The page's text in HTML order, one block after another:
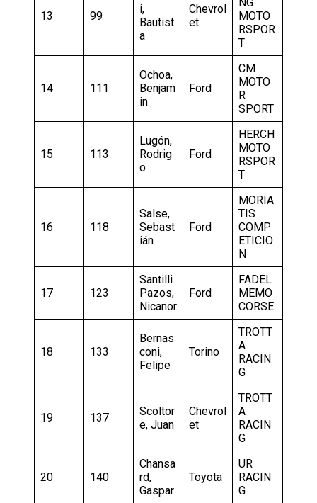
13 99
i,
Bautist
a
Chevrol
et
MOTO
RSPOR
T
14 111
Ochoa,
Benjam
in
Ford
CM
MOTO
R
SPORT
15 113
Lugón,
Rodrig
o
Ford
HERCH
MOTO
RSPOR
T
16 118
Salse,
Sebast
ián
Ford
MORIA
TIS
COMP
ETICIO
N
17 123
Santilli
Pazos,
Nicanor
Ford
FADEL
MEMO
CORSE
18 133
Bernas
coni,
Felipe
Torino
TROTT
A
RACIN
G
19 137
Scoltor
e, Juan
Chevrol
et
TROTT
A
RACIN
G
20 140
Chansa
rd,
Gaspar
Toyota
UR
RACIN
G